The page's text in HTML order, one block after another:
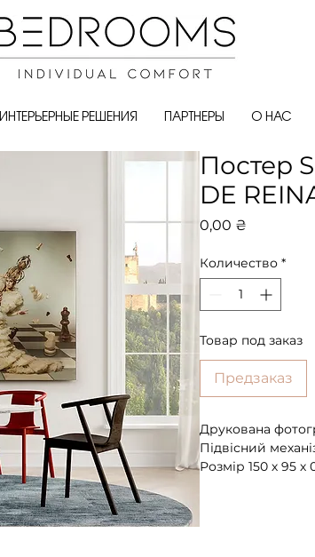
ИНТЕРЬЕРНЫЕ РЕШЕНИЯ ПАРТНЕРЫ О НАС
Постер
DE
0,00 ₴
Количество *
Товар под заказ
Предзаказ
Друкована
Підвісний
Розмір 150 х 95 х